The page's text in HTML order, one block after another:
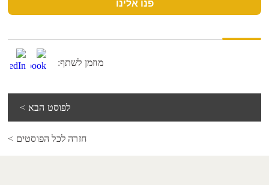
פנו אלינו
מוזמן לשתף:
לפוסט הבא >
חזרה לכל הפוסטים >